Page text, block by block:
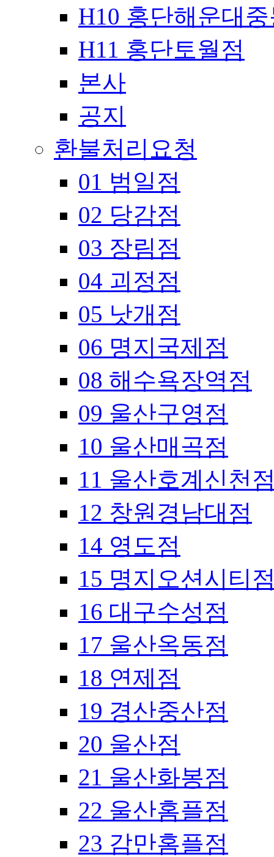
H10 홍단해운대
H11 홍단토월점
본사
공지
환불처리요청
01 범일점
02 당감점
03 장림점
04 괴정점
05 낫개점
06 명지국제점
08 해수욕장역점
09 울산구영점
10 울산매곡점
11 울산호계신천
12 창원경남대점
14 영도점
15 명지오션시티
16 대구수성점
17 울산옥동점
18 연제점
19 경산중산점
20 울산점
21 울산화봉점
22 울산홈플점
23 감만홈플점